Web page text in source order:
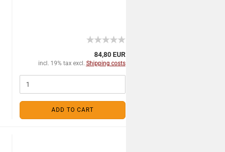
84,80 EUR
incl. 19% tax excl. Shipping costs
ADD TO CART